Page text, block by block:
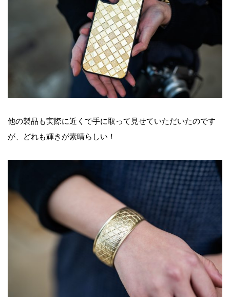
他の製品も実際に近くで手に取って見せていただいたのです
が、どれも輝きが素晴らしい！